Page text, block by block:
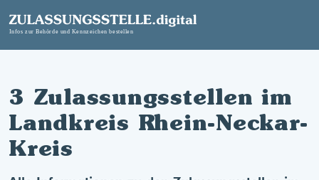
3 Zulassungsstellen im
Landkreis Rhein-Neckar-
Kreis